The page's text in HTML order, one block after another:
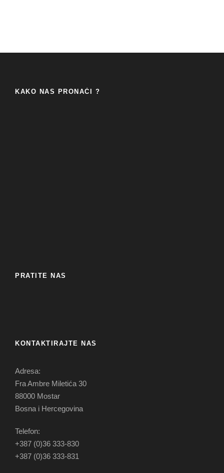
KAKO NAS PRONAĆI ?
PRATITE NAS
KONTAKTIRAJTE NAS
Adresa:
Fra Ambre Miletića 30
88000 Mostar
Bosna i Hercegovina
Telefon:
+387 (0)36 333-830
+387 (0)36 333-831